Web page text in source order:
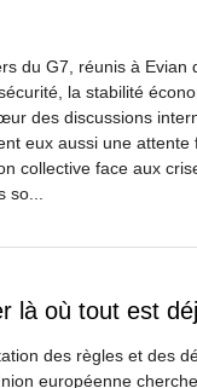
du G7, réunis à Evian
la stabilité
des discussions
eux aussi une attente
collective face aux
là où tout est
des règles et des
européenne